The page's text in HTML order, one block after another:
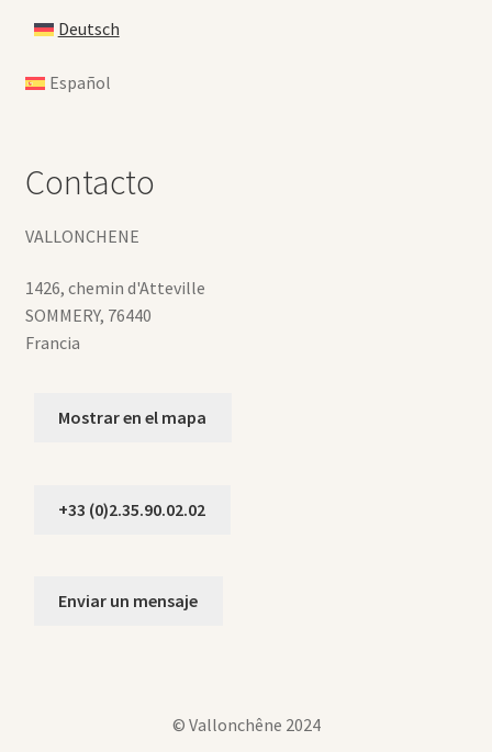
Deutsch
Español
Contacto
VALLONCHENE
1426, chemin d'Atteville
SOMMERY, 76440
Francia
Mostrar en el mapa
+33 (0)2.35.90.02.02
Enviar un mensaje
© Vallonchêne 2024